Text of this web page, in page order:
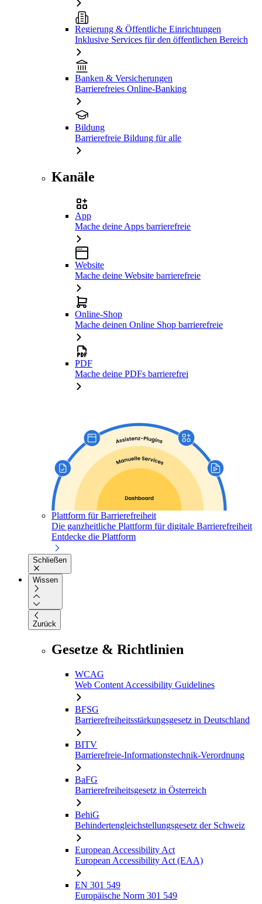
Regierung & Öffentliche Einrichtungen
Inklusive Services für den öffentlichen Bereich
Banken & Versicherungen
Barrierefreies Online-Banking
Bildung
Barrierefreie Bildung für alle
Kanäle
App
Mache deine Apps barrierefreie
Website
Mache deine Website barrierefreie
Online-Shop
Mache deinen Online Shop barrierefreie
PDF
Mache deine PDFs barrierefrei
Plattform für Barrierefreiheit
Die ganzheitliche Plattform für digitale Barrierefreiheit
Entdecke die Plattform
Schließen
Wissen
Zurück
Gesetze & Richtlinien
WCAG
Web Content Accessibility Guidelines
BFSG
Barrierefreiheitsstärkungsgesetz in Deutschland
BITV
Barrierefreie-Informationstechnik-Verordnung
BaFG
Barrierefreiheitsgesetz in Österreich
BehiG
Behindertengleichstellungsgesetz der Schweiz
European Accessibility Act
European Accessibility Act (EAA)
EN 301 549
Europäische Norm 301 549